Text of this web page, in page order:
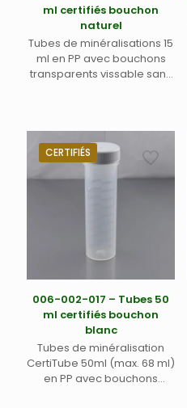
ml certifiés bouchon
naturel
Tubes de minéralisations 15
ml en PP avec bouchons
transparents vissable sans
CERTIFIÉS
006-002-017 – Tubes 50
ml certifiés bouchon
blanc
Tubes de minéralisation
CertiTube 50ml (max. 68 ml)
en PP avec bouchons